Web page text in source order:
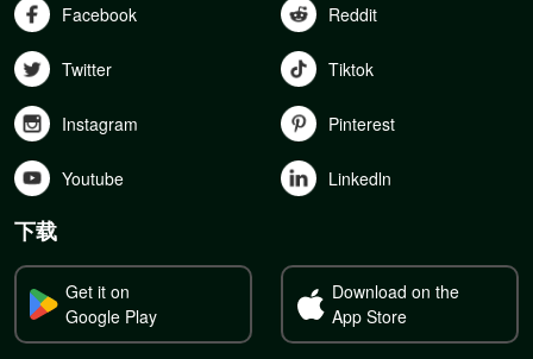
Facebook Reddit
Twitter Tiktok
Instagram Pinterest
Youtube Linkedln
下载
Get it on
Google Play
Download on the
App Store